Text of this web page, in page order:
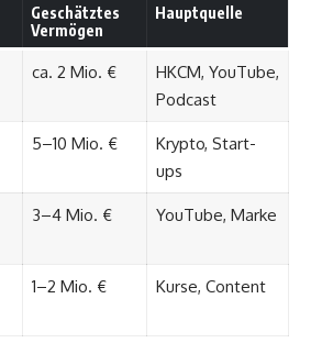
Geschätztes
Vermögen
Hauptquelle
ca. 2 Mio. €
HKCM, YouTube,
Podcast
5–10 Mio. €
Krypto, Start-
ups
3–4 Mio. € YouTube, Marke
1–2 Mio. € Kurse, Content